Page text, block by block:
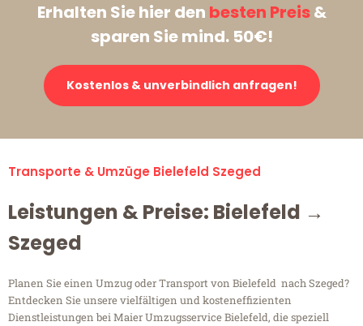
Erhalten Sie hier den besten Preis&
sparen Sie mind. 50€!
Kostenlos & unverbindlich anfragen!
Transporte & Umzüge Bielefeld Szeged
Leistungen & Preise: Bielefeld →
Szeged
Planen Sie einen Umzug oder Transport von Bielefeld nach Szeged?
Entdecken Sie unsere vielfältigen und kosteneffizienten
Dienstleistungen bei Maier Umzugsservice Bielefeld, die speziell